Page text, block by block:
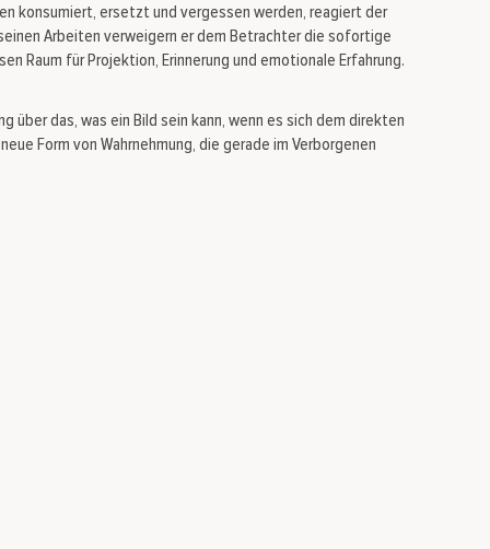
konsumiert, ersetzt und vergessen werden, reagiert der
Arbeiten verweigern er dem Betrachter die sofortige
Raum für Projektion, Erinnerung und emotionale Erfahrung.
über das, was ein Bild sein kann, wenn es sich dem direkten
Form von Wahrnehmung, die gerade im Verborgenen